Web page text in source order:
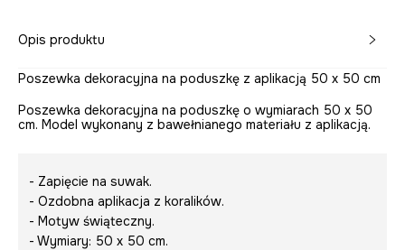
Opis produktu
Poszewka dekoracyjna na poduszkę z aplikacją 50 x 50 cm
Poszewka dekoracyjna na poduszkę o wymiarach 50 x 50
cm. Model wykonany z bawełnianego materiału z aplikacją.
- Zapięcie na suwak.
- Ozdobna aplikacja z koralików.
- Motyw świąteczny.
- Wymiary: 50 x 50 cm.